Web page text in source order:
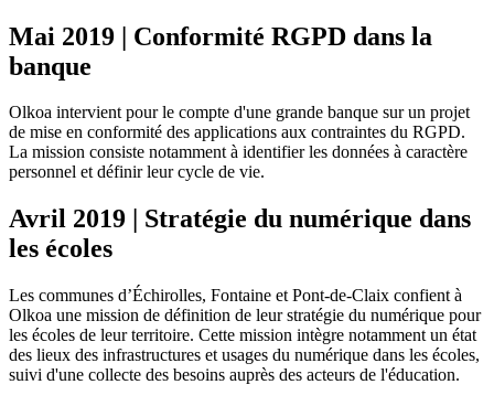
Mai 2019 | Conformité RGPD dans la
banque
Olkoa intervient pour le compte d'une grande banque sur un projet
de mise en conformité des applications aux contraintes du RGPD.
La mission consiste notamment à identifier les données à caractère
personnel et définir leur cycle de vie.
Avril 2019 | Stratégie du numérique dans
les écoles
Les communes d’Échirolles, Fontaine et Pont-de-Claix confient à
Olkoa une mission de définition de leur stratégie du numérique pour
les écoles de leur territoire. Cette mission intègre notamment un état
des lieux des infrastructures et usages du numérique dans les écoles,
suivi d'une collecte des besoins auprès des acteurs de l'éducation.